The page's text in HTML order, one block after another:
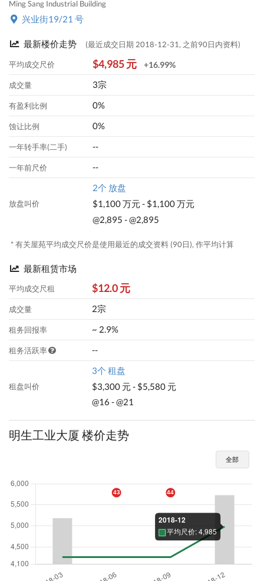
Ming Sang Industrial Building
兴业街19/21 号
最新楼价走势 (最近成交日期 2018-12-31, 之前90日内资料)
平均成交尺价 $4,985 元 +16.99%
成交量 3宗
有盈利比例 0%
蚀让比例 0%
一年转手率(二手) --
一年前尺价 --
放盘叫价
2个 放盘
$1,100 万元 - $1,100 万元
@2,895 - @2,895
* 有关屋苑平均成交尺价是使用最近的成交资料 (90日), 作平均计算
最新租赁市场
平均成交尺租 $12.0 元
成交量 2宗
租务回报率 ~ 2.9%
租务活跃率 --
租盘叫价
3个 租盘
$3,300 元 - $5,580 元
@16 - @21
明生工业大厦 楼价走势
全部